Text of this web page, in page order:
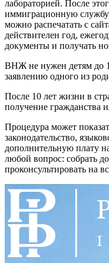
лабораторией. После
иммиграционную
можно распечатать с
действителен год,
документы и получать
ВНЖ не нужен детям до
заявлению одного из
После 10 лет жизни в
получение
Процедура может
законодательство,
дополнительную плату
любой вопрос: собрать
проконсультировать на